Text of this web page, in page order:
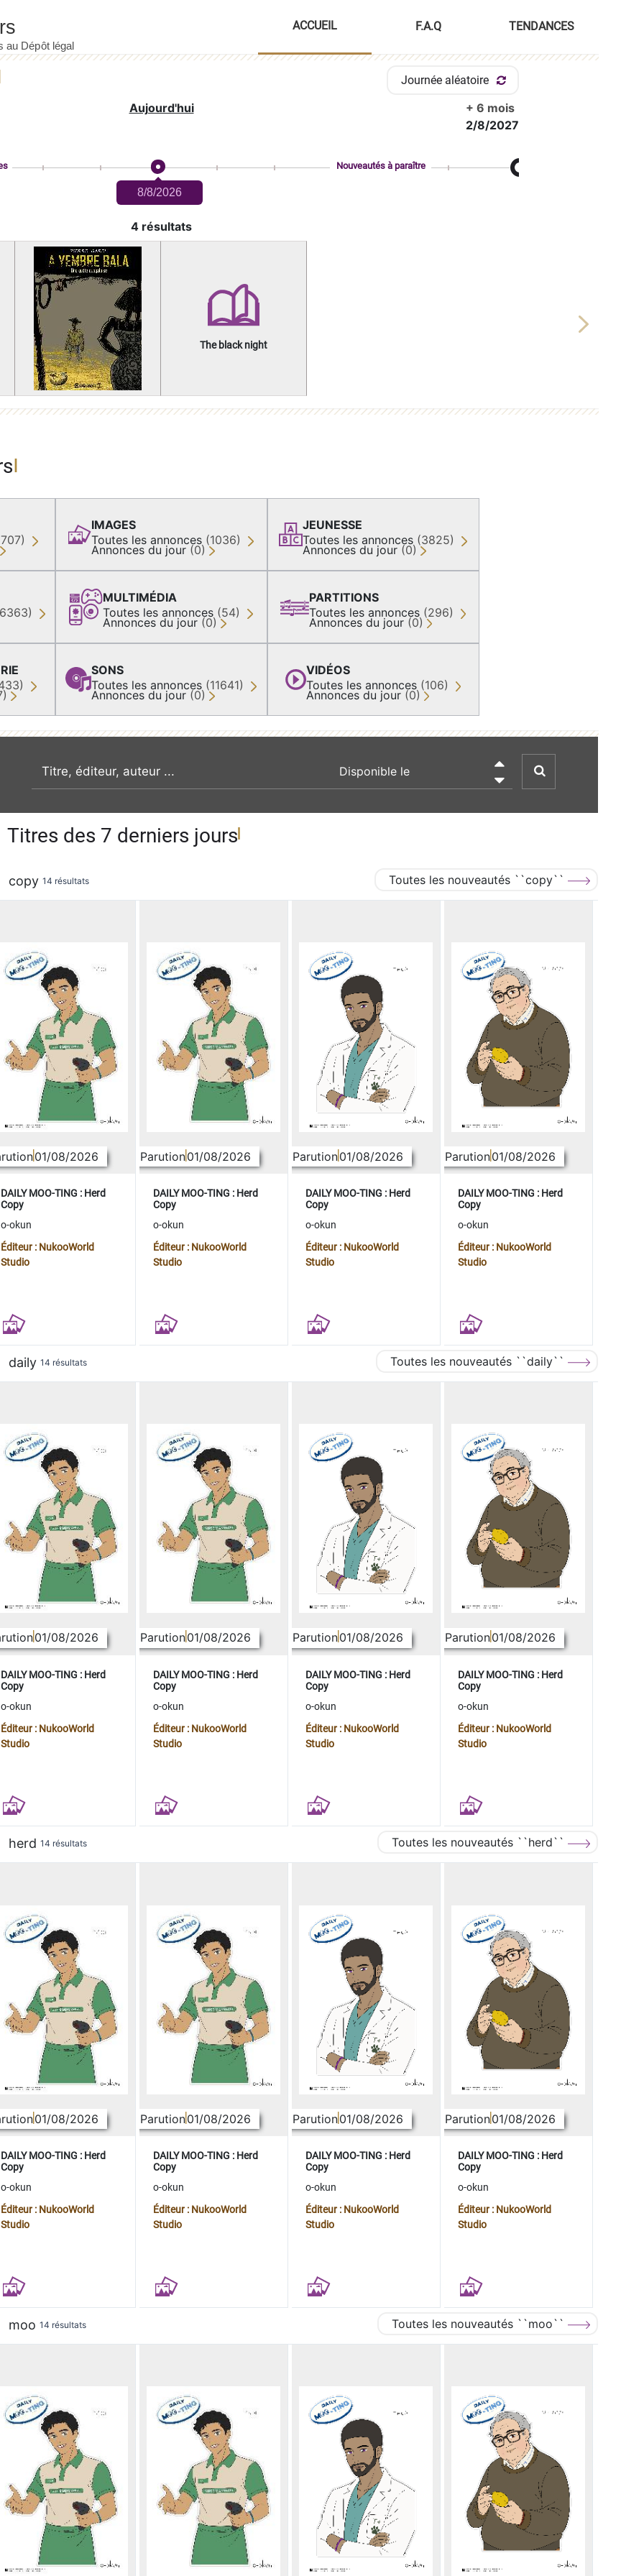
ACCUEIL F.A.Q TENDANCES
Journée aléatoire
Aujourd'hui
+ 6 mois
2/8/2027
8/8/2026
Nouveautés à paraître
4 résultats
The black night
Next
IMAGES
Toutes les annonces (1036)
Annonces du jour (0)
MULTIMÉDIA
Toutes les annonces (54)
Annonces du jour (0)
SONS
Toutes les annonces (11641)
Annonces du jour (0)
JEUNESSE
Toutes les annonces (3825)
Annonces du jour (0)
PARTITIONS
Toutes les annonces (296)
Annonces du jour (0)
VIDÉOS
Toutes les annonces (106)
Annonces du jour (0)
recherche par mot clé

Titres des 7 derniers jours
copy 14 résultats Toutes les nouveautés ``copy``
01/08/2026
DAILY MOO-TING : Herd
Copy
o-okun
Éditeur : NukooWorld
Studio
Parution01/08/2026
DAILY MOO-TING : Herd
Copy
o-okun
Éditeur : NukooWorld
Studio
Parution01/08/2026
DAILY MOO-TING : Herd
Copy
o-okun
Éditeur : NukooWorld
Studio
Parution01/08/2026
DAILY MOO-TING : Herd
Copy
o-okun
Éditeur : NukooWorld
Studio
daily 14 résultats Toutes les nouveautés ``daily``
01/08/2026
DAILY MOO-TING : Herd
Copy
o-okun
Éditeur : NukooWorld
Studio
Parution01/08/2026
DAILY MOO-TING : Herd
Copy
o-okun
Éditeur : NukooWorld
Studio
Parution01/08/2026
DAILY MOO-TING : Herd
Copy
o-okun
Éditeur : NukooWorld
Studio
Parution01/08/2026
DAILY MOO-TING : Herd
Copy
o-okun
Éditeur : NukooWorld
Studio
herd 14 résultats Toutes les nouveautés ``herd``
01/08/2026
DAILY MOO-TING : Herd
Copy
o-okun
Éditeur : NukooWorld
Studio
Parution01/08/2026
DAILY MOO-TING : Herd
Copy
o-okun
Éditeur : NukooWorld
Studio
Parution01/08/2026
DAILY MOO-TING : Herd
Copy
o-okun
Éditeur : NukooWorld
Studio
Parution01/08/2026
DAILY MOO-TING : Herd
Copy
o-okun
Éditeur : NukooWorld
Studio
moo 14 résultats Toutes les nouveautés ``moo``